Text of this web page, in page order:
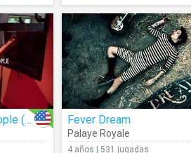
No Time For Toxic People (Lyrics) Fever Dream
Palaye Royale
4 años | 531 jugadas